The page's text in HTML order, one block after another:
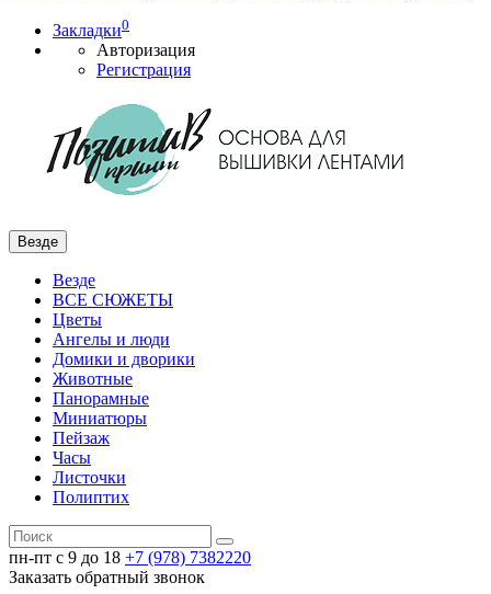
Закладки0
Авторизация
Регистрация
Везде
Везде
ВСЕ СЮЖЕТЫ
Цветы
Ангелы и люди
Домики и дворики
Животные
Панорамные
Миниатюры
Пейзаж
Часы
Листочки
Полиптих
пн-пт c 9 до 18 +7 (978) 7382220
Заказать обратный звонок